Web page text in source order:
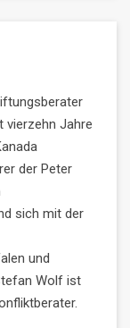
vierzehn Jahre
der Peter
sich mit der
und
Wolf ist